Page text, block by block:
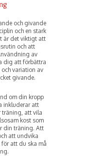
och givande
och en stark
är det viktigt att
och att
av
dig att förbättra
variation av
givande.
om din kropp
inkluderar att
träning, att vila
kost som
din träning. Att
att undvika
att du ska må